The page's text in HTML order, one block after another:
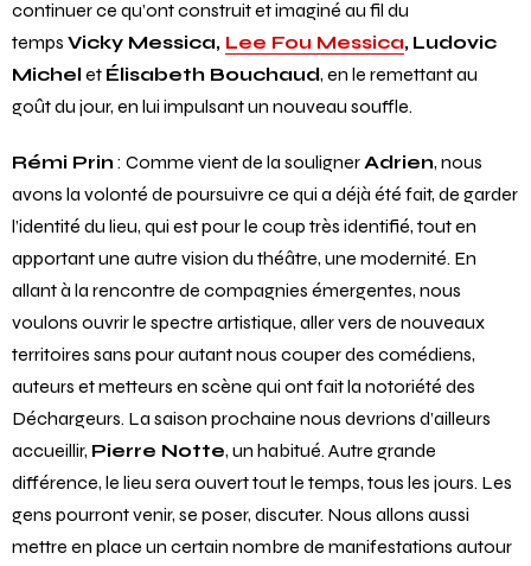
continuer ce qu’ont construit et imaginé au fil du
temps Vicky Messica, Lee Fou Messica, Ludovic
Michelet Élisabeth Bouchaud, en le remettant au
goût du jour, en lui impulsant un nouveau souffle.
Rémi Prin: Comme vient de la soulignerAdrien, nous
avons la volonté de poursuivre ce qui a déjà été fait, de garder
l’identité du lieu, qui est pour le coup très identifié, tout en
apportant une autre vision du théâtre, une modernité. En
allant à la rencontre de compagnies émergentes, nous
voulons ouvrir le spectre artistique, aller vers de nouveaux
territoires sans pour autant nous couper des comédiens,
auteurs et metteurs en scène qui ont fait la notoriété des
Déchargeurs. La saison prochaine nous devrions d’ailleurs
accueillir, Pierre Notte, un habitué. Autre grande
différence, le lieu sera ouvert tout le temps, tous les jours. Les
gens pourront venir, se poser, discuter. Nous allons aussi
mettre en place un certain nombre de manifestations autour